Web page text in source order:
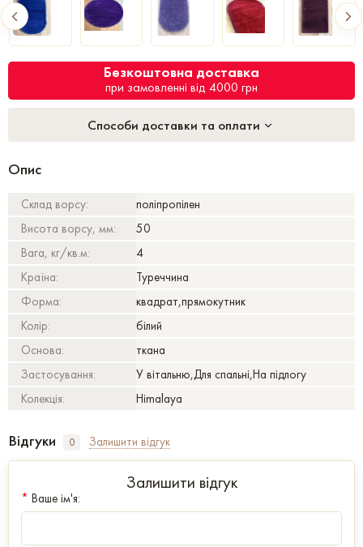
Безкоштовна доставка
при замовленні від 4000 грн
Способи доставки та оплати
Опис
Склад ворсу:
поліпропілен
Висота ворсу, мм:
50
Вага, кг/кв.м:
4
Країна:
Туреччина
Форма:
квадрат,прямокутник
Колір:
білий
Основа:
ткана
Застосування:
У вітальню,Для спальні,На підлогу
Колекція:
Himalaya
Відгуки 0 Залишити відгук
Залишити відгук
* Ваше ім'я: